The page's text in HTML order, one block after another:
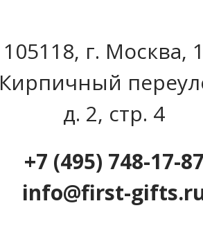
105118, г. Москва,
Кирпичный
д. 2, стр. 4
+7 (495) 748-17-
info@first-